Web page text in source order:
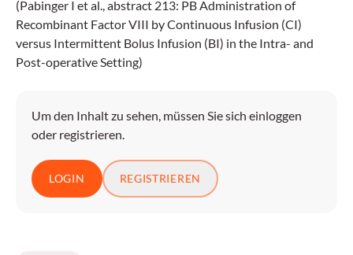
(Pabinger I et al., abstract 213: PB Administration of
Recombinant Factor VIII by Continuous Infusion (CI)
versus Intermittent Bolus Infusion (BI) in the Intra- and
Post-operative Setting)
Um den Inhalt zu sehen, müssen Sie sich einloggen
oder registrieren.
LOGIN REGISTRIEREN